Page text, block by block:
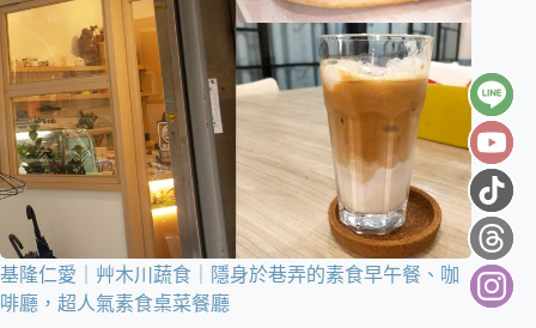
基隆仁愛｜艸木川蔬食｜隱身於巷弄的素食早午餐、咖
啡廳，超人氣素食桌菜餐廳